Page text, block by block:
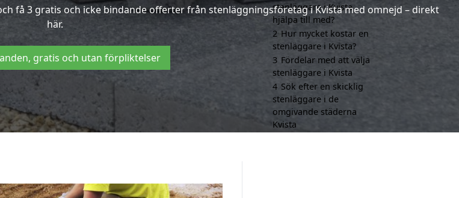
få 3 gratis och icke bindande offerter från stenläggningsföretag i Kvista med omnejd – direkt
här.
gratis och utan förpliktelser
stenläggare i Kvista
hjälpa till med?
2 Hur mycket kostar en
stenläggare i Kvista?
3 Fördelar med att välja
stenläggare i Kvista
4 Sök efter en skicklig
stenläggare i de
omgivande städerna
Kvista